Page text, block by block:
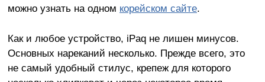
можно узнать на одном корейском сайте.
Как и любое устройство, iPaq не лишен минусов.
Основных нареканий несколько. Прежде всего, это
не самый удобный стилус, крепеж для которого